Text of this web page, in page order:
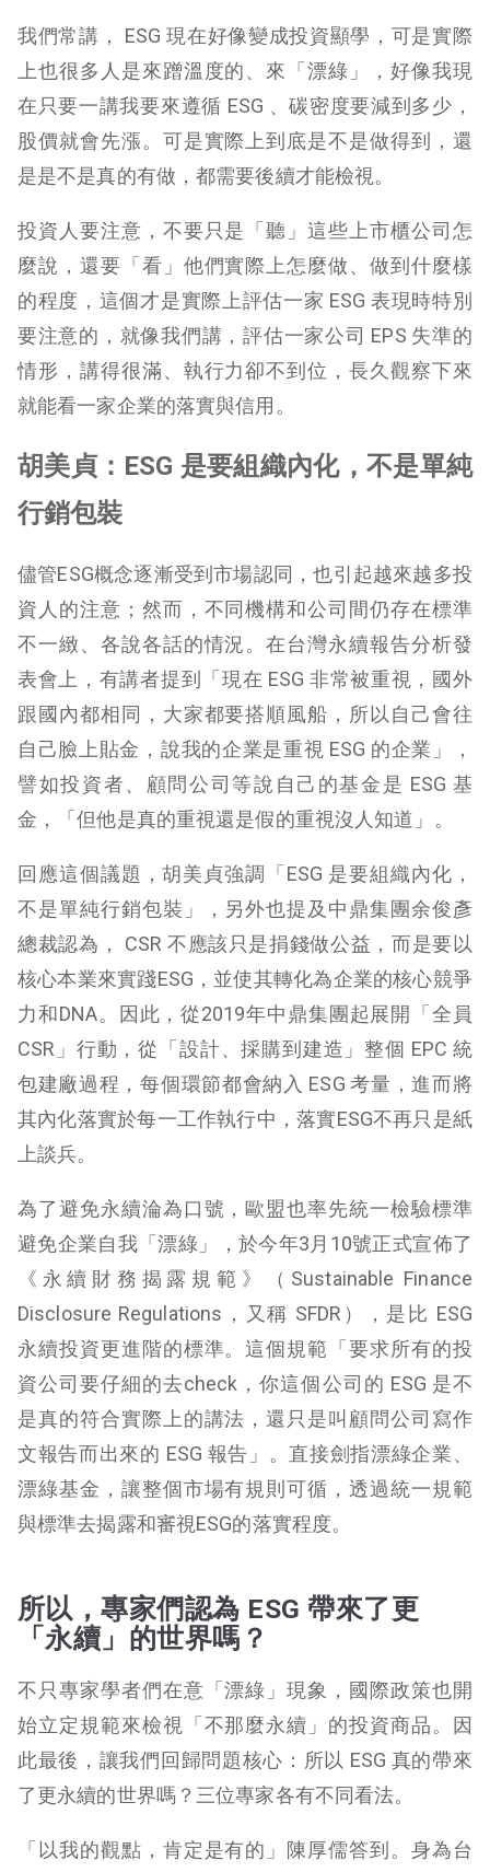
我們常講， ESG 現在好像變成投資顯學，可是實際
上也很多人是來蹭溫度的、來「漂綠」，好像我現
在只要一講我要來遵循 ESG 、碳密度要減到多少，
股價就會先漲。可是實際上到底是不是做得到，還
是是不是真的有做，都需要後續才能檢視。
投資人要注意，不要只是「聽」這些上市櫃公司怎
麼說，還要「看」他們實際上怎麼做、做到什麼樣
的程度，這個才是實際上評估一家 ESG 表現時特別
要注意的，就像我們講，評估一家公司 EPS 失準的
情形，講得很滿、執行力卻不到位，長久觀察下來
就能看一家企業的落實與信用。
胡美貞：ESG 是要組織內化，不是單純
行銷包裝
儘管ESG概念逐漸受到市場認同，也引起越來越多投
資人的注意；然而，不同機構和公司間仍存在標準
不一緻、各說各話的情況。在台灣永續報告分析發
表會上，有講者提到「現在 ESG 非常被重視，國外
跟國內都相同，大家都要搭順風船，所以自己會往
自己臉上貼金，說我的企業是重視 ESG 的企業」，
譬如投資者、顧問公司等說自己的基金是 ESG 基
金，「但他是真的重視還是假的重視沒人知道」。
回應這個議題，胡美貞強調「ESG 是要組織內化，
不是單純行銷包裝」，另外也提及中鼎集團余俊彥
總裁認為， CSR 不應該只是捐錢做公益，而是要以
核心本業來實踐ESG，並使其轉化為企業的核心競爭
力和DNA。因此，從2019年中鼎集團起展開「全員
CSR」行動，從「設計、採購到建造」整個 EPC 統
包建廠過程，每個環節都會納入 ESG 考量，進而將
其內化落實於每一工作執行中，落實ESG不再只是紙
上談兵。
為了避免永續淪為口號，歐盟也率先統一檢驗標準
避免企業自我「漂綠」，於今年3月10號正式宣佈了
《永續財務揭露規範》（Sustainable Finance
Disclosure Regulations，又稱 SFDR），是比 ESG
永續投資更進階的標準。這個規範「要求所有的投
資公司要仔細的去check，你這個公司的 ESG 是不
是真的符合實際上的講法，還只是叫顧問公司寫作
文報告而出來的 ESG 報告」。直接劍指漂綠企業、
漂綠基金，讓整個市場有規則可循，透過統一規範
與標準去揭露和審視ESG的落實程度。
所以，專家們認為 ESG 帶來了更
「永續」的世界嗎？
不只專家學者們在意「漂綠」現象，國際政策也開
始立定規範來檢視「不那麼永續」的投資商品。因
此最後，讓我們回歸問題核心：所以 ESG 真的帶來
了更永續的世界嗎？三位專家各有不同看法。
「以我的觀點，肯定是有的」陳厚儒答到。身為台